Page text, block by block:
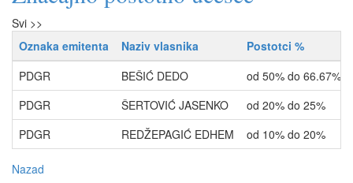
Svi >>
Oznaka emitenta
Naziv vlasnika
Postotci %
PDGR
BEŠIĆ DEDO
od 50% do 66.67%
PDGR
ŠERTOVIĆ JASENKO
od 20% do 25%
PDGR
REDŽEPAGIĆ EDHEM od 10% do 20%
Nazad